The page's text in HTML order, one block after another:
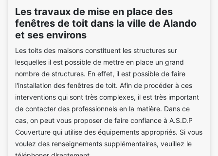
Les travaux de mise en place des
fenêtres de toit dans la ville de Alando
et ses environs
Les toits des maisons constituent les structures sur
lesquelles il est possible de mettre en place un grand
nombre de structures. En effet, il est possible de faire
l'installation des fenêtres de toit. Afin de procéder à ces
interventions qui sont très complexes, il est très important
de contacter des professionnels en la matière. Dans ce
cas, on peut vous proposer de faire confiance à A.S.D.P
Couverture qui utilise des équipements appropriés. Si vous
voulez des renseignements supplémentaires, veuillez le